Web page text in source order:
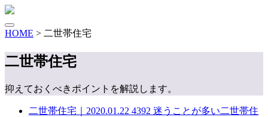
HOME > 二世帯住宅
二世帯住宅
抑えておくべきポイントを解説します。
二世帯住宅｜ 2020.01.22 4392 迷うことが多い二世帯住